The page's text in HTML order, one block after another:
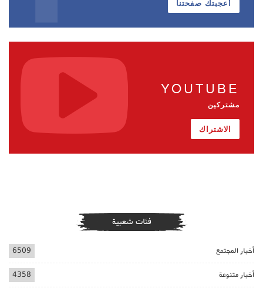
أعجبتك صفحتنا
YOUTUBE
مشتركين
الاشتراك
فئات شعبية
أخبار المجتمع 6509
أخبار متنوعة 4358